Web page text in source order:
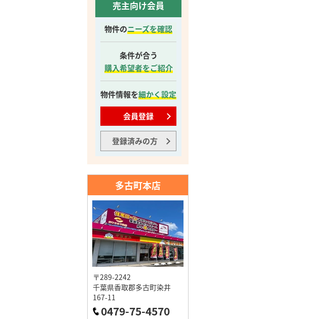
売主向け会員
物件のニーズを確認
条件が合う
購入希望者をご紹介
物件情報を細かく設定
会員登録
登録済みの方
多古町本店
〒289-2242
千葉県香取郡多古町染井
167-11
0479-75-4570